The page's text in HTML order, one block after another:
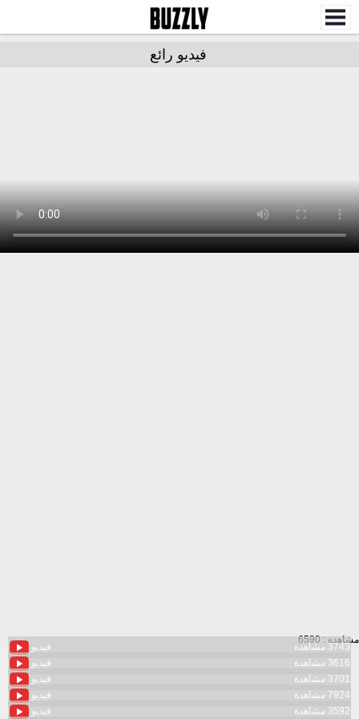
فيديو رائع
مشاهدة : 6590
فيديو
3743 مشاهدة
فيديو
3616 مشاهدة
فيديو
3701 مشاهدة
فيديو
7924 مشاهدة
فيديو
3592 مشاهدة